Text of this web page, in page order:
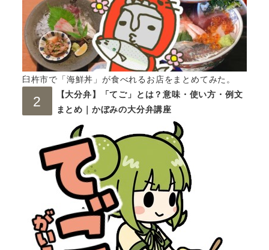
臼杵市で「海鮮丼」が食べれるお店をまとめてみた。
【大分弁】「てご」とは？意味・使い方・例文
まとめ｜かぼみの大分弁講座